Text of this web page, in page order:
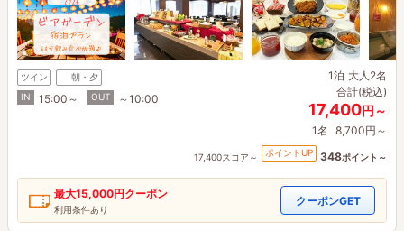
ツイン
朝・夕
IN
15:00～ OUT ～10:00
1泊 大人2名
合計(税込)
17,400円～
1名 8,700円～
17,400スコア～ ポイントUP 348ポイント～
最大15,000円クーポン
利用条件あり
クーポンGET